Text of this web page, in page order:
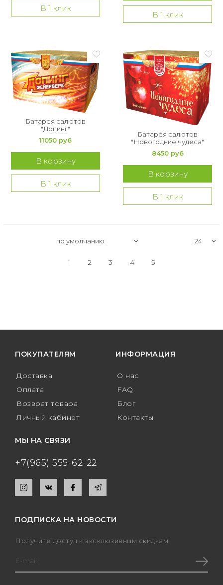
В 1 клик
В 1 клик
Батарея салютов
"Допинг"
11050 руб
В корзину
В 1 клик
Батарея салютов
"Новогодние чудеса"
8450 руб
В корзину
В 1 клик
1 2 3 4 5
ПОКУПАТЕЛЯМ
Доставка
Оплата
Возврат товара
Личный кабинет
ИНФОРМАЦИЯ
О нас
FAQ
Блог
Контакты
МЫ НА СВЯЗИ
+7(965) 555-62-22
ПОДПИСКА НА НОВОСТИ
Получите доступ к эксклюзивным скидкам